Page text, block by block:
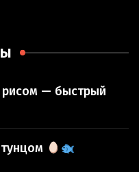
рисом — быстрый